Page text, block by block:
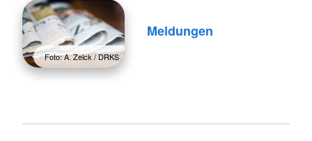
Foto: A. Zelck / DRKS
Meldungen